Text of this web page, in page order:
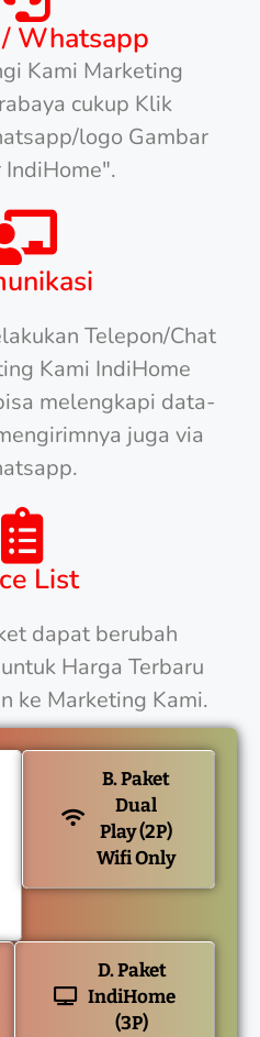
Whatsapp
Kami Marketing
cukup Klik
logo Gambar
Telepon/Chat
Kami IndiHome
melengkapi data-
juga via
List
dapat berubah
Harga Terbaru
ke Marketing Kami.
B. Paket
Dual
Play (2P)
Wifi Only
D. Paket
IndiHome
(3P)